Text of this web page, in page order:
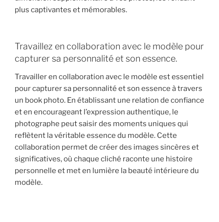
plus captivantes et mémorables.
Travaillez en collaboration avec le modèle pour
capturer sa personnalité et son essence.
Travailler en collaboration avec le modèle est essentiel
pour capturer sa personnalité et son essence à travers
un book photo. En établissant une relation de confiance
et en encourageant l’expression authentique, le
photographe peut saisir des moments uniques qui
reflètent la véritable essence du modèle. Cette
collaboration permet de créer des images sincères et
significatives, où chaque cliché raconte une histoire
personnelle et met en lumière la beauté intérieure du
modèle.